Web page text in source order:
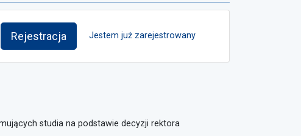
Rejestracja Jestem już zarejestrowany
studia na podstawie decyzji rektora